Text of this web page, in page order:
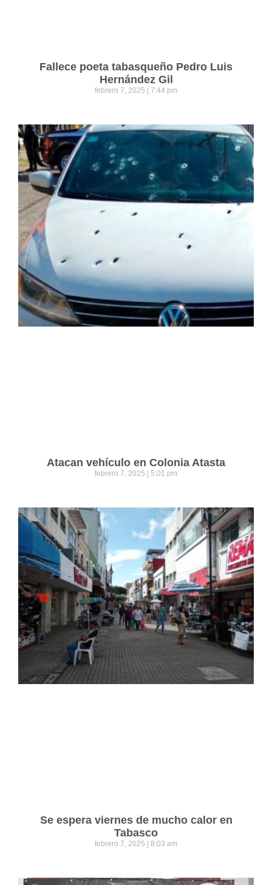
Fallece poeta tabasqueño Pedro Luis
Hernández Gil
febrero 7, 2025 7:44 pm
Atacan vehículo en Colonia Atasta
febrero 7, 2025 5:01 pm
Se espera viernes de mucho calor en
Tabasco
febrero 7, 2025 8:03 am